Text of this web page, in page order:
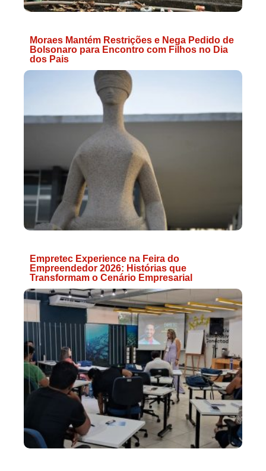
Moraes Mantém Restrições e Nega Pedido de
Bolsonaro para Encontro com Filhos no Dia
dos Pais
Empretec Experience na Feira do
Empreendedor 2026: Histórias que
Transformam o Cenário Empresarial